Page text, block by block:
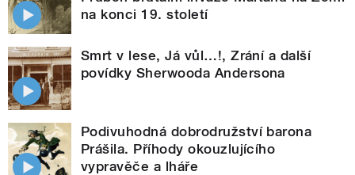
na konci 19. století
Smrt v lese, Já vůl…!, Zrání a další
povídky Sherwooda Andersona
Podivuhodná dobrodružství barona
Prášila. Příhody okouzlujícího
vypravěče a lháře